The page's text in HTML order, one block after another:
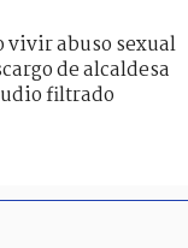
vivir abuso sexual
de alcaldesa
filtrado